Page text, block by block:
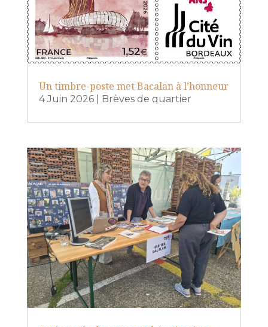
Un timbre-poste met Bacalan à l’honneur
4 Juin 2026| Brèves de quartier